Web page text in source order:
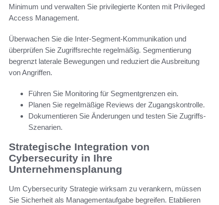
Minimum und verwalten Sie privilegierte Konten mit Privileged
Access Management.
Überwachen Sie die Inter-Segment-Kommunikation und
überprüfen Sie Zugriffsrechte regelmäßig. Segmentierung
begrenzt laterale Bewegungen und reduziert die Ausbreitung
von Angriffen.
Führen Sie Monitoring für Segmentgrenzen ein.
Planen Sie regelmäßige Reviews der Zugangskontrolle.
Dokumentieren Sie Änderungen und testen Sie Zugriffs-
Szenarien.
Strategische Integration von
Cybersecurity in Ihre
Unternehmensplanung
Um Cybersecurity Strategie wirksam zu verankern, müssen
Sie Sicherheit als Managementaufgabe begreifen. Etablieren